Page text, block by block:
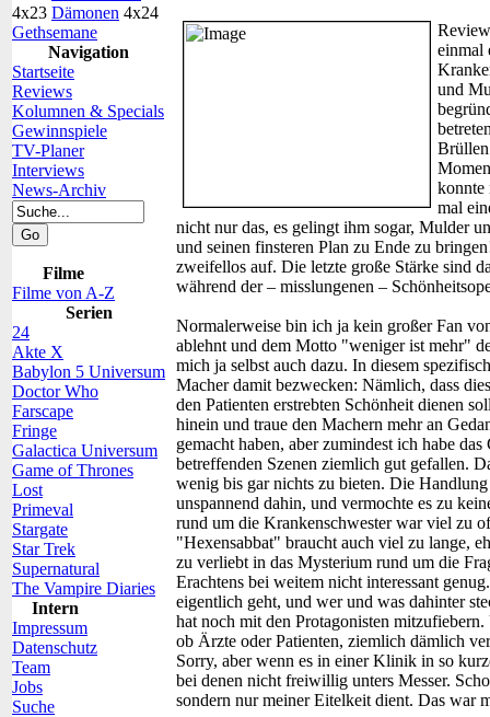
4x23 Dämonen 4x24
Gethsemane
Navigation
Startseite
Reviews
Kolumnen & Specials
Gewinnspiele
TV-Planer
Interviews
News-Archiv
Filme
Filme von A-Z
Serien
24
Akte X
Babylon 5 Universum
Doctor Who
Farscape
Fringe
Galactica Universum
Game of Thrones
Lost
Primeval
Stargate
Star Trek
Supernatural
The Vampire Diaries
Intern
Impressum
Datenschutz
Team
Jobs
Suche
einmal
und
konnte
mal
nicht nur das, es gelingt ihm sogar, Mulder
und seinen finsteren Plan zu Ende zu
zweifellos auf. Die letzte große Stärke sind
während der – misslungenen –
Normalerweise bin ich ja kein großer Fan
ablehnt und dem Motto "weniger ist mehr"
mich ja selbst auch dazu. In diesem
Macher damit bezwecken: Nämlich, dass
den Patienten erstrebten Schönheit dienen
hinein und traue den Machern mehr an
gemacht haben, aber zumindest ich habe
betreffenden Szenen ziemlich gut gefallen.
wenig bis gar nichts zu bieten. Die
unspannend dahin, und vermochte es zu
rund um die Krankenschwester war viel zu
"Hexensabbat" braucht auch viel zu lange,
zu verliebt in das Mysterium rund um die
Erachtens bei weitem nicht interessant
eigentlich geht, und wer und was dahinter
hat noch mit den Protagonisten
ob Ärzte oder Patienten, ziemlich dämlich
Sorry, aber wenn es in einer Klinik in so
bei denen nicht freiwillig unters Messer.
sondern nur meiner Eitelkeit dient. Das war